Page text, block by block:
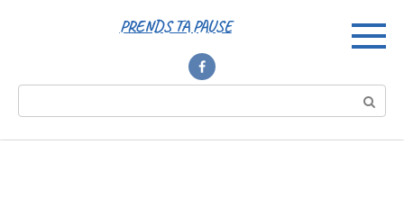
PRENDS TA PAUSE